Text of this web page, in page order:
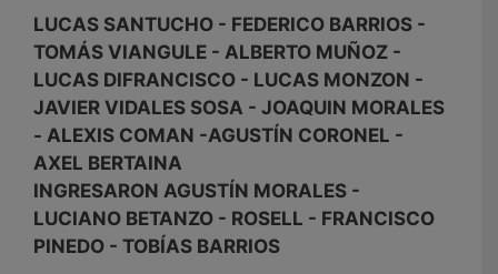
LUCAS SANTUCHO - FEDERICO BARRIOS -
TOMÁS VIANGULE - ALBERTO MUÑOZ -
LUCAS DIFRANCISCO - LUCAS MONZON -
JAVIER VIDALES SOSA - JOAQUIN MORALES
- ALEXIS COMAN -AGUSTÍN CORONEL -
AXEL BERTAINA
INGRESARON AGUSTÍN MORALES -
LUCIANO BETANZO - ROSELL - FRANCISCO
PINEDO - TOBÍAS BARRIOS